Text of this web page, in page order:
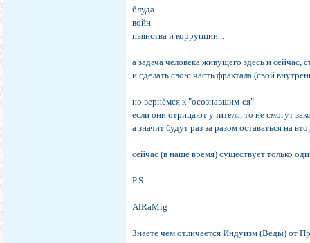
блуда
войн
пьянства и коррупции...
а задача человека живущего здесь и
и сделать свою часть фрактала (свой
но вернёмся к "осознавшим-ся"
если они отрицают учителя, то не смогут
а значит будут раз за разом оставаться на
сейчас (в наше время) существует только
P.S.
AlRaMig
Знаете чем отличается Индуизм (Веды) от